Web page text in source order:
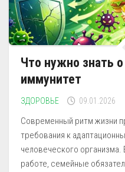
Что нужно знать
иммунитет
ЗДОРОВЬЕ 09.01.2026
Современный ритм жизни
требования к
человеческого
работе, семейные